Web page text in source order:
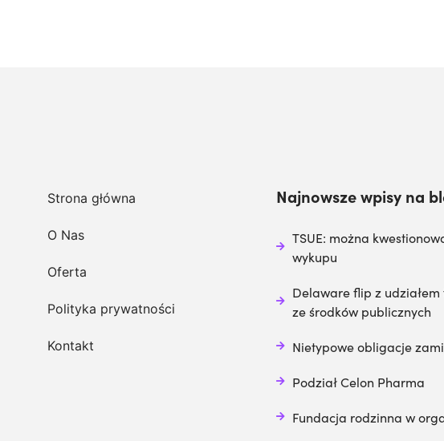
Strona główna
O Nas
Oferta
Polityka prywatności
Kontakt
Najnowsze wpisy na
TSUE: można
wykupu
Delaware flip z
ze środków publicznych
Nietypowe obligacje
Podział Celon Pharma
Fundacja rodzinna w